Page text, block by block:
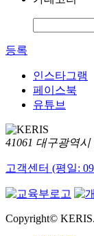
등록
인스타그램
페이스북
유튜브
41061 대구광역
고객센터 (평일:
Copyright©